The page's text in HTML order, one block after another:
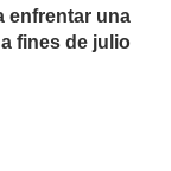
enfrentar una
fines de julio